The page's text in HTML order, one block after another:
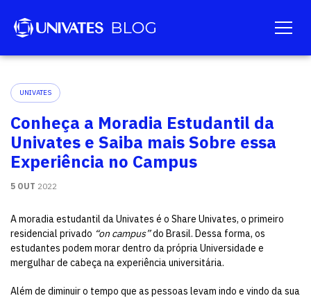
UNIVATES
Conheça a Moradia Estudantil da
Univates e Saiba mais Sobre essa
Experiência no Campus
5 OUT 2022
A moradia estudantil da Univates é o Share Univates, o primeiro
residencial privado “on campus”do Brasil. Dessa forma, os
estudantes podem morar dentro da própria Universidade e
mergulhar de cabeça na experiência universitária.
Além de diminuir o tempo que as pessoas levam indo e vindo da sua